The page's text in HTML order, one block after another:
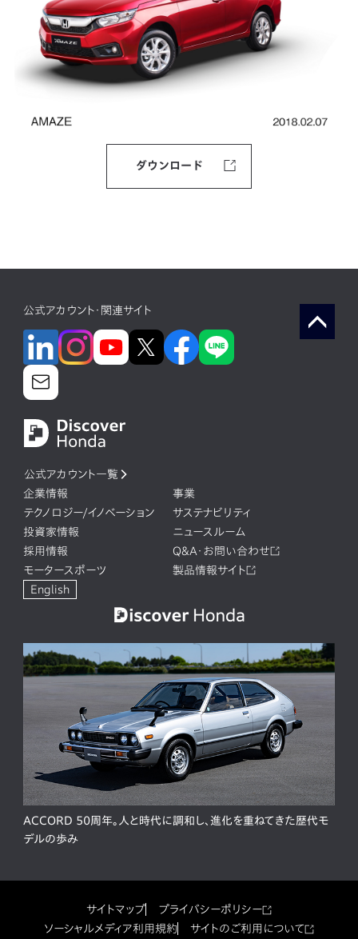
ダウンロード
公式アカウント・関連サイト
公式アカウント一覧
企業情報
事業
テクノロジー/イノベーション
サステナビリティ
投資家情報
ニュースルーム
採用情報
Q&A・お問い合わせ
モータースポーツ
製品情報サイト
English
ACCORD 50周年。人と時代に調和し、進化を重ねてきた歴代モ
デルの歩み
サイトマップ
プライバシーポリシー
ソーシャルメディア利用規約
サイトのご利用について